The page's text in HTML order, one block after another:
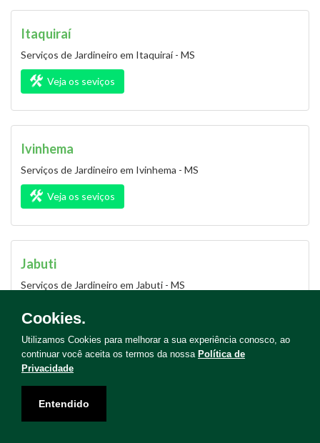
Itaquiraí
Serviços de Jardineiro em Itaquiraí - MS
Veja os seviços
Ivinhema
Serviços de Jardineiro em Ivinhema - MS
Veja os seviços
Jabuti
Serviços de Jardineiro em Jabuti - MS
Veja os seviços
Serviços de Jardineiro em Jacareí - MS
Cookies.
Utilizamos Cookies para melhorar a sua experiência conosco, ao
continuar você aceita os termos da nossa Política de
Privacidade
Entendido